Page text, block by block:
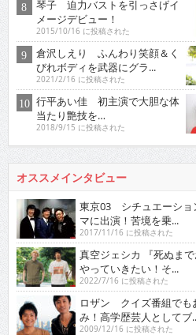
琴子 迫力バストを引っさげイ
メージデビュー！
2015/10/16 に投稿された
倉沢しえり ふんわり笑顔＆く
びれボディを武器にグラ...
2021/2/16 に投稿された
行平あい佳 初主演で大胆な体
当たり艶技を…
2018/9/15 に投稿された
オススメインタビュー
東京03 シチュエーショ
マに出演！苦境を乗...
2017/11/16 に投稿された
真空ジェシカ 『死ぬま
やっていきたい！そ...
2022/7/16 に投稿された
ロザン クイズ番組でも
み！高学歴芸人としてブ
2009/12/16 に投稿された